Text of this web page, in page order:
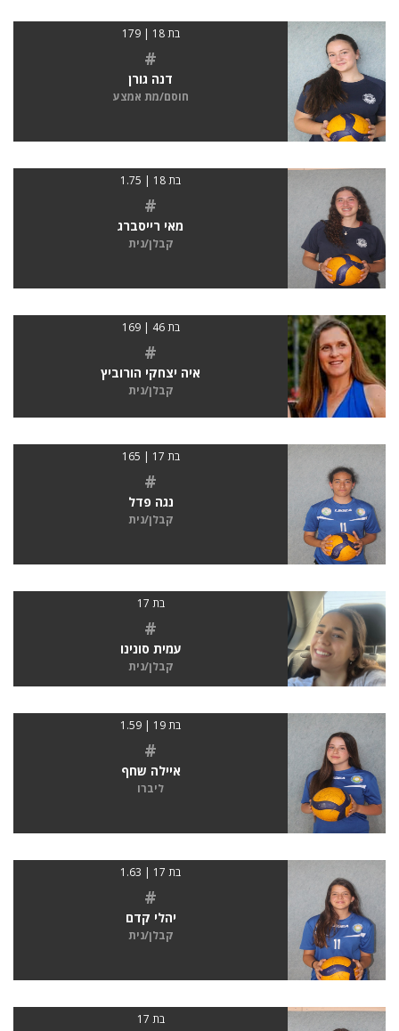
בת 18 | 179
#
דנה גורן
חוסם/מת אמצע
בת 18 | 1.75
#
מאי רייסברג
קבלן/נית
בת 46 | 169
#
איה יצחקי הורוביץ
קבלן/נית
בת 17 | 165
#
נגה פדל
קבלן/נית
בת 17
#
עמית סונינו
קבלן/נית
בת 19 | 1.59
#
איילה שחף
ליברו
בת 17 | 1.63
#
יהלי קדם
קבלן/נית
בת 17